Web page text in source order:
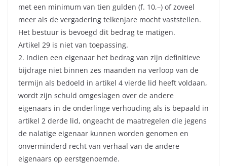
met een minimum van tien gulden (f. 10,–) of zoveel
meer als de vergadering telkenjare mocht vaststellen.
Het bestuur is bevoegd dit bedrag te matigen.
Artikel 29 is niet van toepassing.
2. Indien een eigenaar het bedrag van zijn definitieve
bijdrage niet binnen zes maanden na verloop van de
termijn als bedoeld in artikel 4 vierde lid heeft voldaan,
wordt zijn schuld omgeslagen over de andere
eigenaars in de onderlinge verhouding als is bepaald in
artikel 2 derde lid, ongeacht de maatregelen die jegens
de nalatige eigenaar kunnen worden genomen en
onverminderd recht van verhaal van de andere
eigenaars op eerstgenoemde.